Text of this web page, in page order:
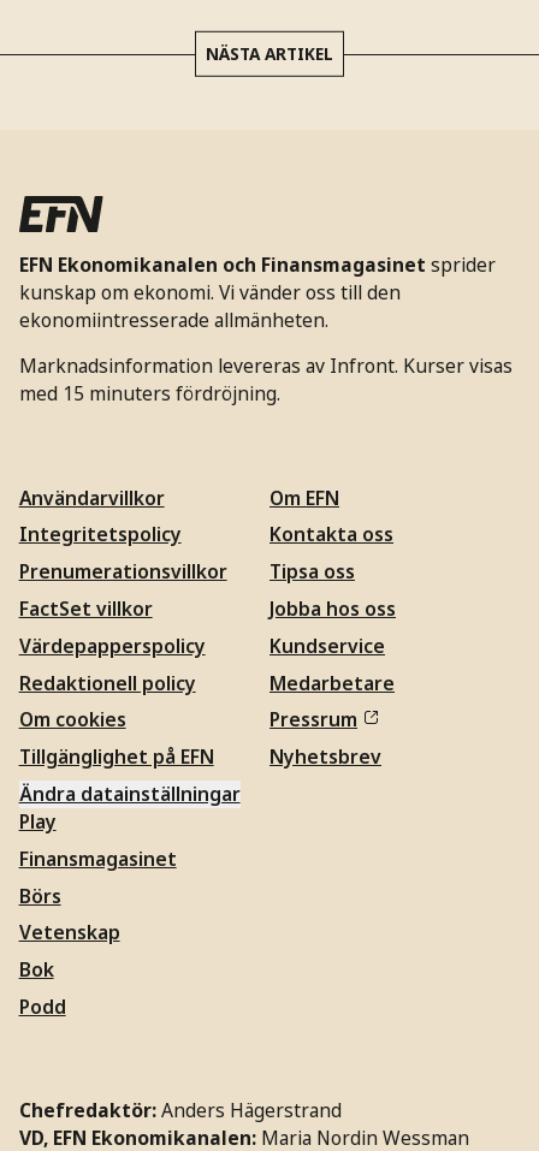
NÄSTA ARTIKEL
EFN Ekonomikanalen och Finansmagasinet sprider
kunskap om ekonomi. Vi vänder oss till den
ekonomiintresserade allmänheten.
Marknadsinformation levereras av Infront. Kurser visas
med 15 minuters fördröjning.
Användarvillkor
Integritetspolicy
Prenumerationsvillkor
FactSet villkor
Värdepapperspolicy
Redaktionell policy
Om cookies
Tillgänglighet på EFN
Ändra datainställningar
Om EFN
Kontakta oss
Tipsa oss
Jobba hos oss
Kundservice
Medarbetare
Pressrum
Nyhetsbrev
Play
Finansmagasinet
Börs
Vetenskap
Bok
Podd
Chefredaktör:Anders Hägerstrand
VD, EFN Ekonomikanalen: Maria Nordin Wessman